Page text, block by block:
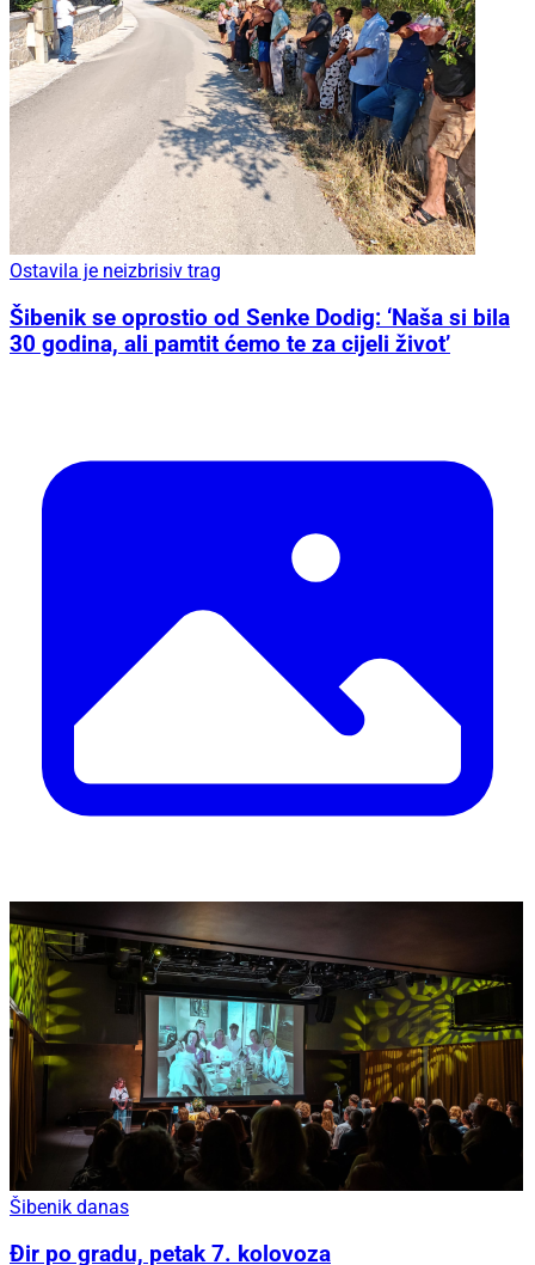
Ostavila je neizbrisiv trag
Šibenik se oprostio od Senke Dodig: ‘Naša si bila
30 godina, ali pamtit ćemo te za cijeli život’
Šibenik danas
Đir po gradu, petak 7. kolovoza